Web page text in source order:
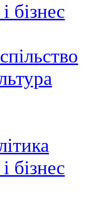
бізнес
бізнес